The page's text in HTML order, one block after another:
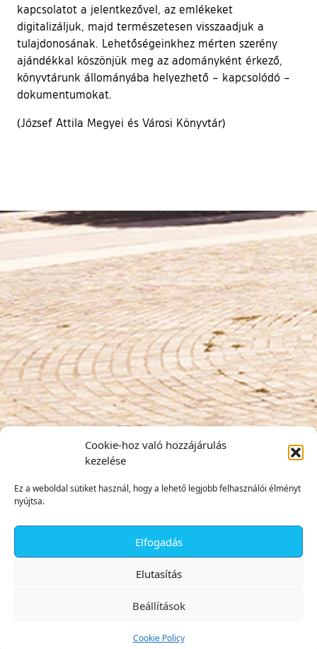
Cookie-hoz való hozzájárulás
kezelése
Ez a weboldal sütiket használ, hogy a lehető legjobb felhasználói élményt
nyújtsa.
Elfogadás
Elutasítás
Beállítások
Cookie Policy
kapcsolatot a jelentkezővel, az emlékeket
digitalizáljuk, majd természetesen visszaadjuk a
tulajdonosának. Lehetőségeinkhez mérten szerény
ajándékkal köszönjük meg az adományként érkező,
könyvtárunk állományába helyezhető – kapcsolódó –
dokumentumokat.
(József Attila Megyei és Városi Könyvtár)
✕